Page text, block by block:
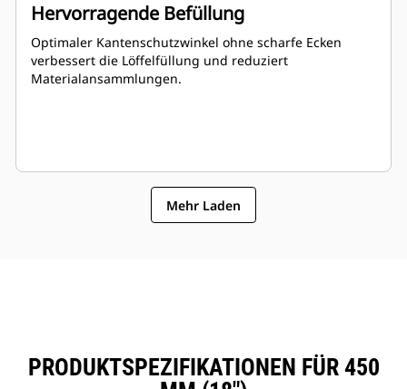
Hervorragende Befüllung
Optimaler Kantenschutzwinkel ohne scharfe Ecken
verbessert die Löffelfüllung und reduziert
Materialansammlungen.
Mehr Laden
PRODUKTSPEZIFIKATIONEN FÜR 450